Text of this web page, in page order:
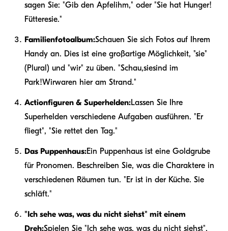
sagen Sie: "Gib den Apfel ihm," oder "Sie hat Hunger!
Fütteresie."
Familienfotoalbum:Schauen Sie sich Fotos auf Ihrem
Handy an. Dies ist eine großartige Möglichkeit, "sie"
(Plural) und "wir" zu üben. "Schau,siesind im
Park!Wirwaren hier am Strand."
Actionfiguren & Superhelden:Lassen Sie Ihre
Superhelden verschiedene Aufgaben ausführen. "Er
fliegt", "Sie rettet den Tag."
Das Puppenhaus:Ein Puppenhaus ist eine Goldgrube
für Pronomen. Beschreiben Sie, was die Charaktere in
verschiedenen Räumen tun. "Er ist in der Küche. Sie
schläft."
"Ich sehe was, was du nicht siehst" mit einem
Dreh:Spielen Sie "Ich sehe was, was du nicht siehst",